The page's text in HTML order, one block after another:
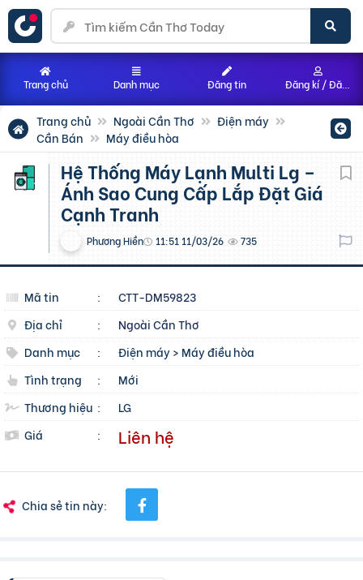
Trang chủ Ngoài Cần Thơ
Điện máy
Cần Bán
Máy điều hòa
Hệ Thống Máy Lạnh Multi Lg –
Ánh Sao Cung Cấp Lắp Đặt Giá
Cạnh Tranh
Phương Hiền 11:51 11/03/26 735
Mã tin :
CTT-DM59823
Địa chỉ
:
Ngoài Cần Thơ
Danh mục
: Điện máy> Máy điều hòa
Tình trạng
:
Mới
Thương hiệu :
LG
Giá
: Liên hệ
Chia sẻ tin này:
Trang chủ Danh mục Đăng tin